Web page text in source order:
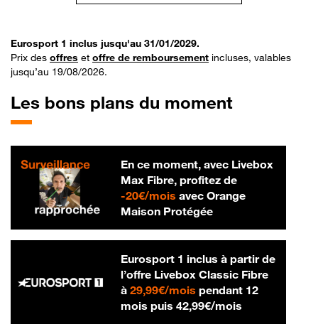
Eurosport 1 inclus jusqu'au 31/01/2029.
Prix des offres et offre de remboursement incluses, valables
jusqu’au 19/08/2026.
Les bons plans du moment
En ce moment, avec Livebox
Max Fibre, profitez de
-20€/mois20 € par mois
avec Orange
Maison Protégée
Eurosport 1 inclus à partir de
l’offre Livebox Classic Fibre
à 29,99€/mois29,99 € par mois
pendant 12
mois puis 42,99€/mois42,99 € par